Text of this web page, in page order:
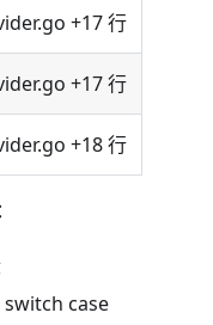
+17 行
+17 行
+18 行
switch case